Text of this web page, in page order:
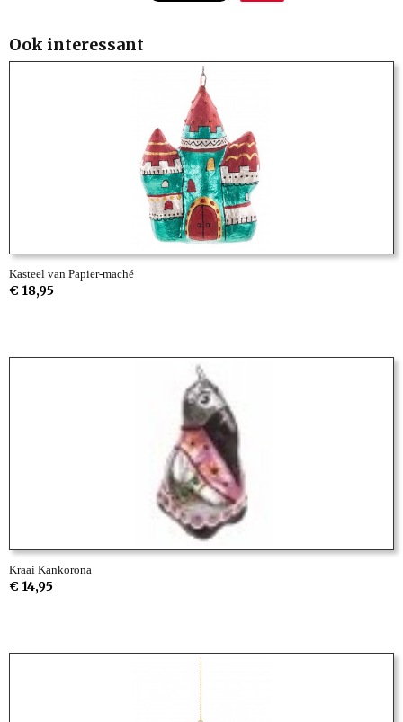
Ook interessant
Kasteel van Papier-maché
€ 18,95
Kraai Kankorona
€ 14,95